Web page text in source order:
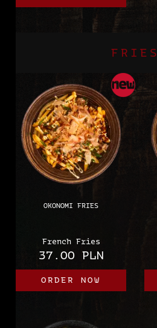
mung bean sprouts and
chili pepper.
FRIES
OKONOMI FRIES
French Fries
37.00 PLN
ORDER NOW